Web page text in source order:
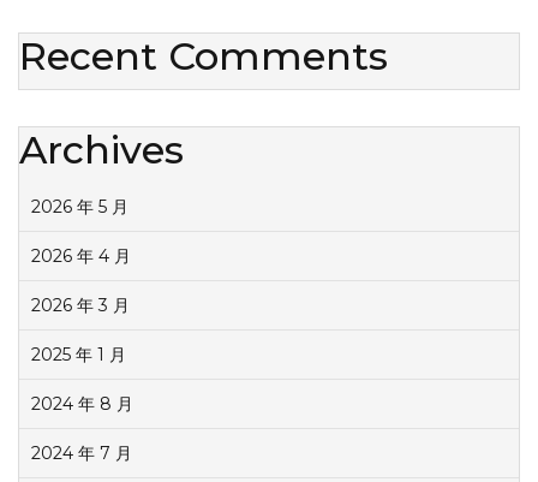
Recent Comments
Archives
2026 年 5 月
2026 年 4 月
2026 年 3 月
2025 年 1 月
2024 年 8 月
2024 年 7 月